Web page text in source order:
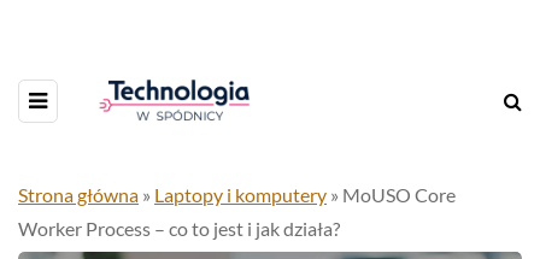
Strona główna » Laptopy i komputery » MoUSO Core
Worker Process – co to jest i jak działa?